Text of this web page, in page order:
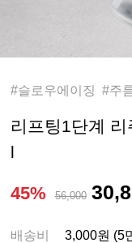
리프팅1단계
l
45% 56,000
배송비 3,000원 (5